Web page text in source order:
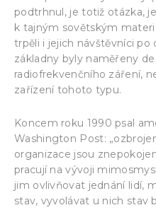
podtrhnul, je totiž otázka,
k tajným sovětským
trpěli i jejich návštěvníci po
základny byly naměřeny
radiofrekvenčního záření,
zařízení tohoto typu.
Koncem roku 1990 psal
Washington Post:
organizace jsou
pracují na vývoji
jim ovlivňovat jednání lidí,
stav, vyvolávat u nich stav